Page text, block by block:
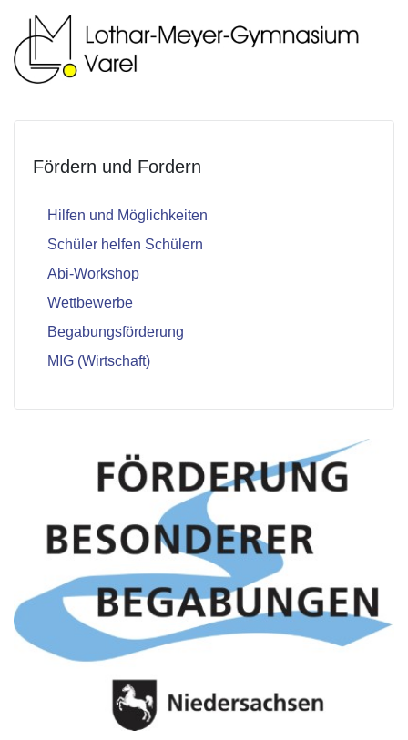
Fördern und Fordern
Hilfen und Möglichkeiten
Schüler helfen Schülern
Abi-Workshop
Wettbewerbe
Begabungsförderung
MIG (Wirtschaft)